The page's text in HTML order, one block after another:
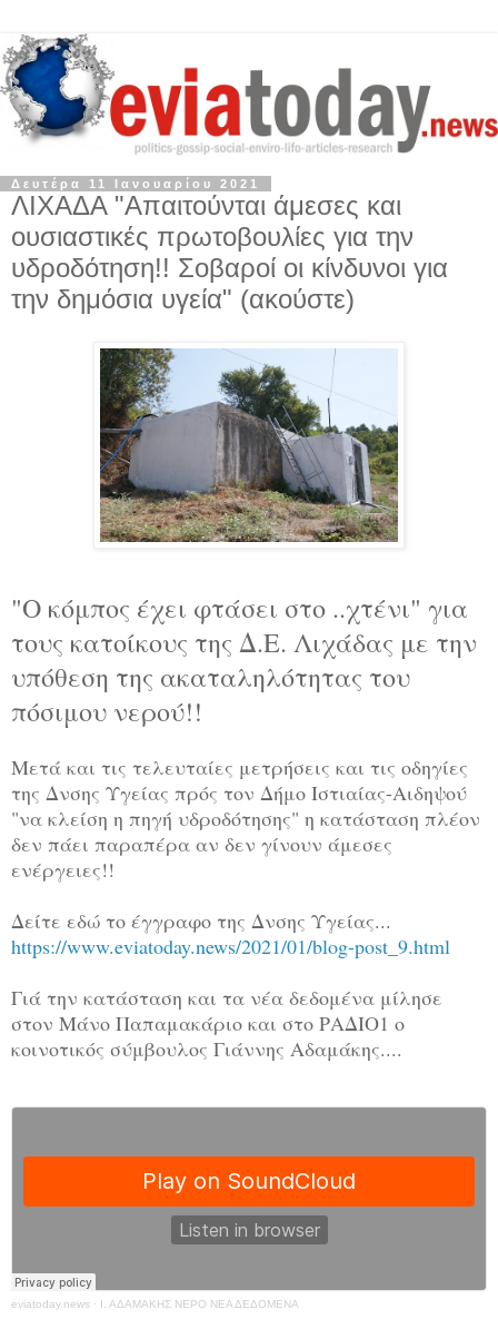
Δευτέρα 11 Ιανουαρίου 2021
ΛΙΧΑΔΑ "Απαιτούνται άμεσες και
ουσιαστικές πρωτοβουλίες για την
υδροδότηση!! Σοβαροί οι κίνδυνοι για
την δημόσια υγεία" (ακούστε)
"Ο κόμπος έχει φτάσει στο ..χτένι" για
τους κατοίκους της Δ.Ε. Λιχάδας με την
υπόθεση της ακαταληλότητας του
πόσιμου νερού!!
Μετά και τις τελευταίες μετρήσεις και τις οδηγίες
της Δνσης Υγείας πρός τον Δήμο Ιστιαίας-Αιδηψού
"να κλείση η πηγή υδροδότησης" η κατάσταση πλέον
δεν πάει παραπέρα αν δεν γίνουν άμεσες
ενέργειες!!
Δείτε εδώ το έγγραφο της Δνσης Υγείας...
https://www.eviatoday.news/2021/01/blog-post_9.html
Γιά την κατάσταση και τα νέα δεδομένα μίλησε
στον Μάνο Παπαμακάριο και στο ΡΑΔΙΟ1 ο
κοινοτικός σύμβουλος Γιάννης Αδαμάκης....
eviatoday.news · Ι. ΑΔΑΜΑΚΗΣ ΝΕΡΟ ΝΕΑ ΔΕΔΟΜΕΝΑ